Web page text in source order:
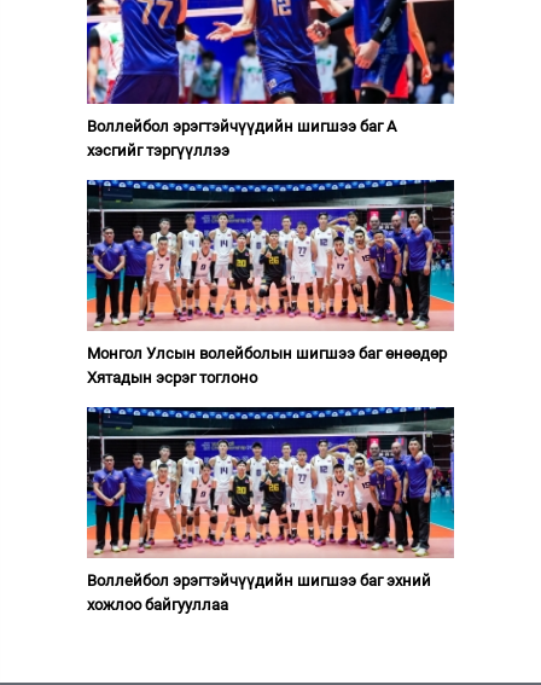
Воллейбол эрэгтэйчүүдийн шигшээ баг А
хэсгийг тэргүүллээ
Монгол Улсын волейболын шигшээ баг өнөөдөр
Хятадын эсрэг тоглоно
Воллейбол эрэгтэйчүүдийн шигшээ баг эхний
хожлоо байгууллаа